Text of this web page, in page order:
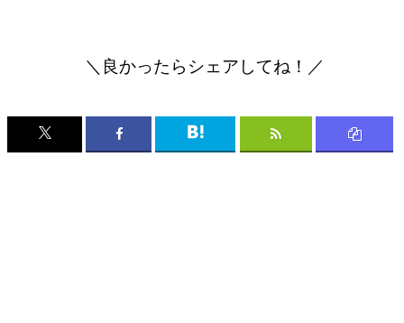
＼良かったらシェアしてね！／